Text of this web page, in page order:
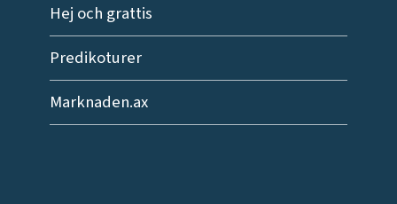
Hej och grattis
Predikoturer
Marknaden.ax